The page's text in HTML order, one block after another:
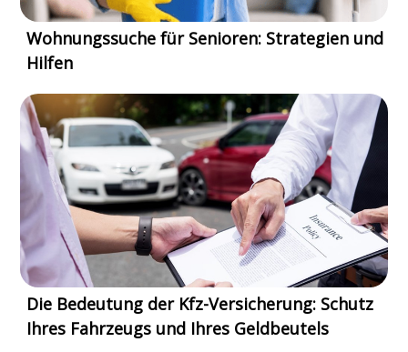
Wohnungssuche für Senioren: Strategien und
Hilfen
Die Bedeutung der Kfz-Versicherung: Schutz
Ihres Fahrzeugs und Ihres Geldbeutels